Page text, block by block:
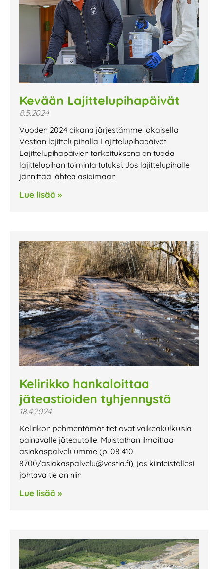
Kevään Lajittelupihapäivät
8.5.2024
Vuoden 2024 aikana järjestämme jokaisella
Vestian lajittelupihalla Lajittelupihapäivät.
Lajittelupihapäivien tarkoituksena on tuoda
lajittelupihan toiminta tutuksi. Jos lajittelupihalle
jännittää lähteä asioimaan
Lue lisää »
Kelirikko hankaloittaa
jäteastioiden tyhjennystä
18.4.2024
Kelirikon pehmentämät tiet ovat vaikeakulkuisia
painavalle jäteautolle. Muistathan ilmoittaa
asiakaspalveluumme (p. 08 410
8700/asiakaspalvelu@vestia.fi), jos kiinteistöllesi
johtava tie on niin
Lue lisää »